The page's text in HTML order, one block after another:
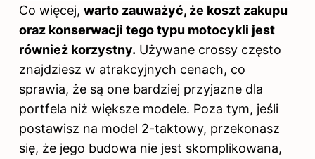
Co więcej, warto zauważyć, że koszt zakupu
oraz konserwacji tego typu motocykli jest
również korzystny. Używane crossy często
znajdziesz w atrakcyjnych cenach, co
sprawia, że są one bardziej przyjazne dla
portfela niż większe modele. Poza tym, jeśli
postawisz na model 2-taktowy, przekonasz
się, że jego budowa nie jest skomplikowana,